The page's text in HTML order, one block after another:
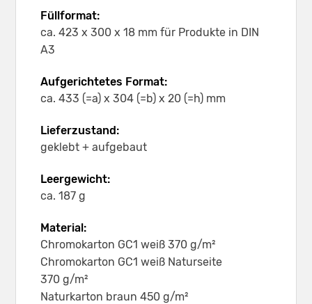
Füllformat:
ca. 423 x 300 x 18 mm für Produkte in DIN
A3
Aufgerichtetes Format:
ca. 433 (=a) x 304 (=b) x 20 (=h) mm
Lieferzustand:
geklebt + aufgebaut
Leergewicht:
ca. 187 g
Material:
Chromokarton GC1 weiß 370 g/m²
Chromokarton GC1 weiß Naturseite
370 g/m²
Naturkarton braun 450 g/m²